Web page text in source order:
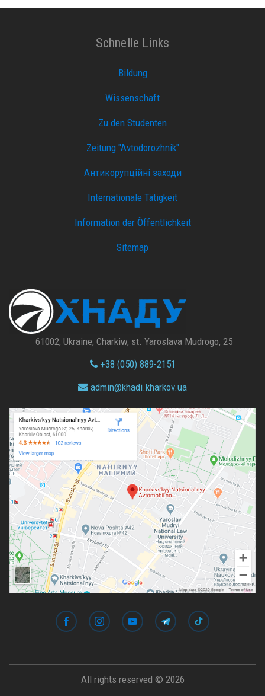
Schnelle Links
Bildung
Wissenschaft
Zu den Studenten
Zeitung "Avtodorozhnik"
Антикорупційні заходи
Internationale Tätigkeit
Information der Öffentlichkeit
Sitemap
61002, Ukraine, Charkiw, st. Yaroslava Mudrogo, 25
+38 (050) 889-2151
admin@khadi.kharkov.ua
All rights reserved © 2026